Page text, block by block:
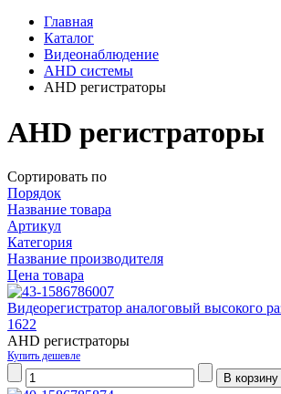
Главная
Каталог
Видеонаблюдение
AHD системы
AHD регистраторы
AHD регистраторы
Сортировать по
Порядок
Название товара
Артикул
Категория
Название производителя
Цена товара
Видеорегистратор аналоговый высокого
1622
AHD регистраторы
Купить дешевле